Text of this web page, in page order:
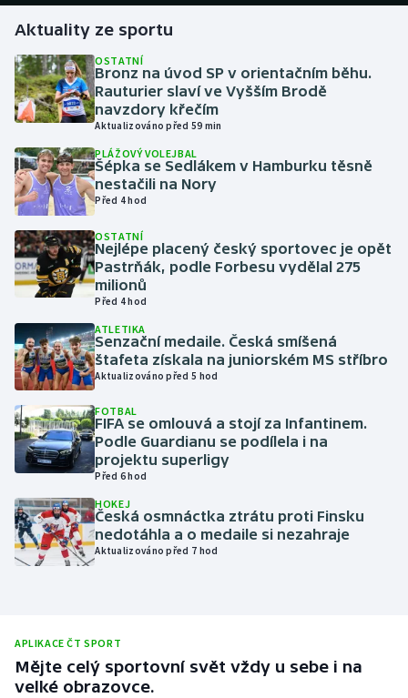
Gymnastika
Házená
Jezdectví
Judo
Krasobruslení
Lezení
Lyže a snowboard
Moderní pětiboj
Motorsport
Olympijské hry
Parasport
Plavání
Rychlobruslení
Aktuality ze sportu
OSTATNÍ
Bronz na úvod SP v orientačním běhu.
Rauturier slaví ve Vyšším Brodě
navzdory křečím
Aktualizováno před 59 min
PLÁŽOVÝ VOLEJBAL
Šépka se Sedlákem v Hamburku těsně
nestačili na Nory
Před 4 hod
OSTATNÍ
Nejlépe placený český sportovec je opět
Pastrňák, podle Forbesu vydělal 275
milionů
Před 4 hod
ATLETIKA
Senzační medaile. Česká smíšená
štafeta získala na juniorském MS stříbro
Aktualizováno před 5 hod
FOTBAL
FIFA se omlouvá a stojí za Infantinem.
Podle Guardianu se podílela i na
projektu superligy
Před 6 hod
HOKEJ
Česká osmnáctka ztrátu proti Finsku
nedotáhla a o medaile si nezahraje
Aktualizováno před 7 hod
APLIKACE ČT SPORT
Mějte celý sportovní svět vždy u sebe i na
velké obrazovce.